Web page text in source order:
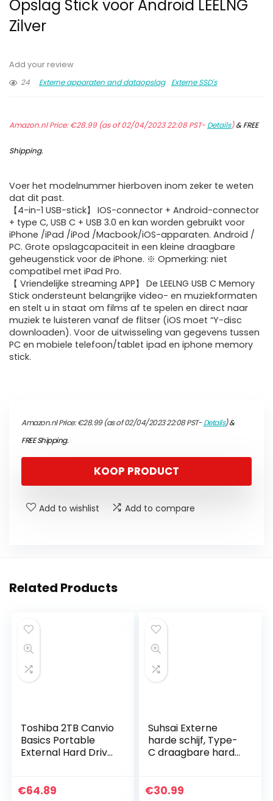
Opslag Stick voor Android LEELNG
Zilver
Add your review
24
Externe apparaten and dataopslag Externe SSD's
Amazon.nl Price:€28.99(as of 02/04/2023 22:08 PST- Details)&FREE
Shipping.
Voer het modelnummer hierboven inom zeker te weten
dat dit past.
【4-in-1 USB-stick】 IOS-connector + Android-connector
+ type C, USB C + USB 3.0 en kan worden gebruikt voor
iPhone /iPad /iPod /Macbook/iOS-apparaten. Android /
PC. Grote opslagcapaciteit in een kleine draagbare
geheugenstick voor de iPhone. ※ Opmerking: niet
compatibel met iPad Pro.
【 Vriendelijke streaming APP】 De LEELNG USB C Memory
Stick ondersteunt belangrijke video- en muziekformaten
en stelt u in staat om films af te spelen en direct naar
muziek te luisteren vanaf de flitser (iOS moet “Y-disc
downloaden). Voor de uitwisseling van gegevens tussen
PC en mobiele telefoon/tablet ipad en iphone memory
stick.
Amazon.nl Price:€28.99(as of 02/04/2023 22:08 PST-Details)&
FREE Shipping.
KOOP PRODUCT
Add to wishlist Add to compare
Related Products
Toshiba 2TB Canvio
Basics Portable
External Hard Drive,
€64.89
Suhsai Externe
harde schijf, Type-
C draagbare harde
slanke draagbare
€30.99